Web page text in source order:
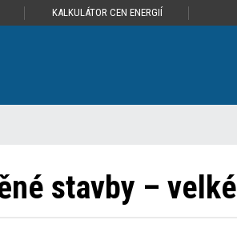
KALKULÁTOR CEN ENERGIÍ
stavby – velké